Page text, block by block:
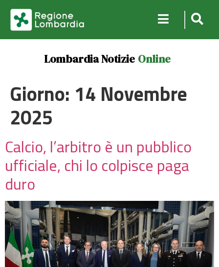
Lombardia Notizie Online
Giorno: 14 Novembre
2025
Calcio, l’arbitro è un pubblico
ufficiale, chi lo colpisce paga
duro